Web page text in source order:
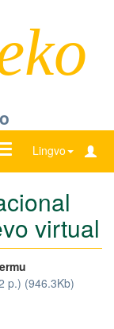
Lingvo
Ŝanĝu
virtual
p.) (946.3Kb)